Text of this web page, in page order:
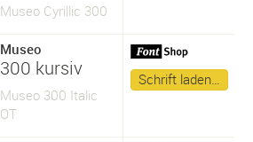
Museo Cyrillic 300
Museo
300 kursiv
Museo 300 Italic
OT
Schrift laden…